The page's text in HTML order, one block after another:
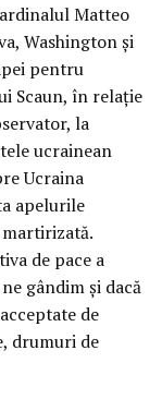
Matteo
Washington și
pentru
Scaun, în relație
la
ucrainean
Ucraina
apelurile
de pace a
gândim și dacă
de
drumuri de